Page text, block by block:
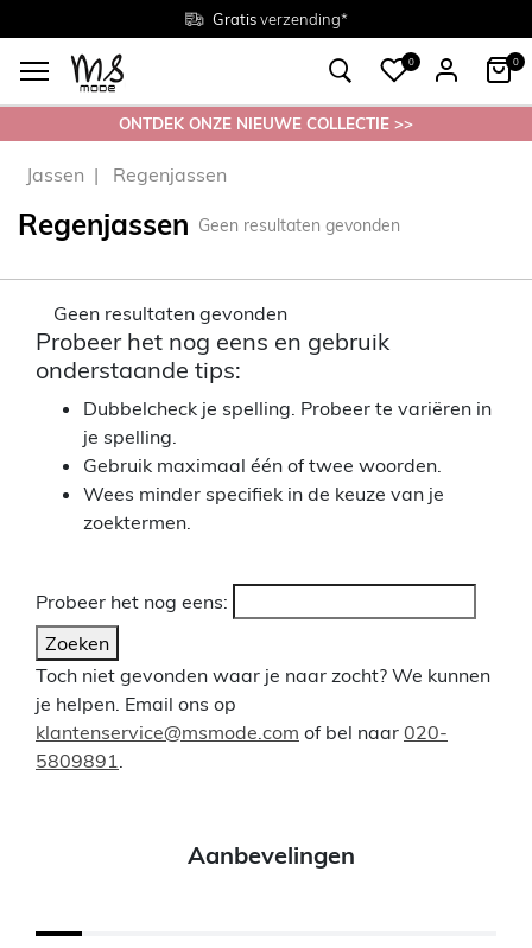
Gratisverzending*
Maten38 - 54
Gratisretourneren in de winkel
0 0
ONTDEK ONZE NIEUWE COLLECTIE >>
Jassen Regenjassen
Regenjassen Geen resultaten gevonden
Geen resultaten gevonden
Probeer het nog eens en gebruik
onderstaande tips:
Dubbelcheck je spelling. Probeer te variëren in
je spelling.
Gebruik maximaal één of twee woorden.
Wees minder specifiek in de keuze van je
zoektermen.
Probeer het nog eens:
Zoeken
Toch niet gevonden waar je naar zocht? We kunnen
je helpen. Email ons op
klantenservice@msmode.com of bel naar 020-
5809891.
Aanbevelingen